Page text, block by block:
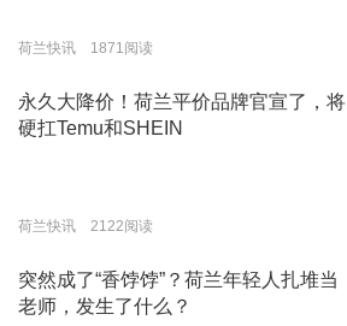
荷兰快讯 1871阅读
永久大降价！荷兰平价品牌官宣了，将
硬扛Temu和SHEIN
荷兰快讯 2122阅读
突然成了“香饽饽”？荷兰年轻人扎堆当
老师，发生了什么？